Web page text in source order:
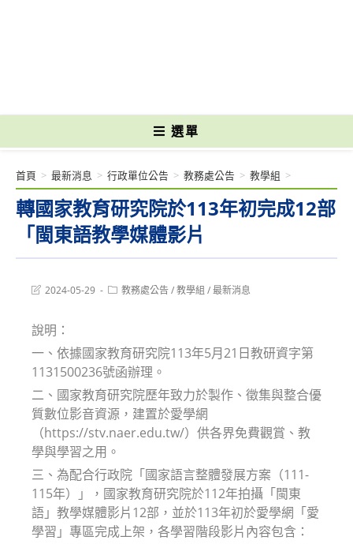
選單
轉國家教育研究院於113年初完成12部
「閩東語教學媒體影片
首頁 > 最新消息 > 行政單位公告 > 教務處公告 > 教學組 >
Post2024-05-29
Post教務處公告/教學組 /最新消息
說明：
一、依據國家教育研究院113年5月21日教研資字第
1131500236號函辦理。
二、國家教育研究院歷年致力於製作、徵集與整合優
質數位影音資源，建置於愛學網
（https://stv.naer.edu.tw/）供各界免費觀賞、教
學與學習之用。
三、為配合行政院「國家語言整體發展方案（111-
115年）」，國家教育研究院於112年拍攝「閩東
語」教學媒體影片12部，並於113年初於愛學網「愛
學習」專區完成上架，各學習階段影片內容包含：